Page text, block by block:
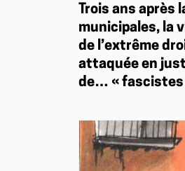
Trois ans après
municipales, la
de l’extrême
attaquée en
de… « fascistes